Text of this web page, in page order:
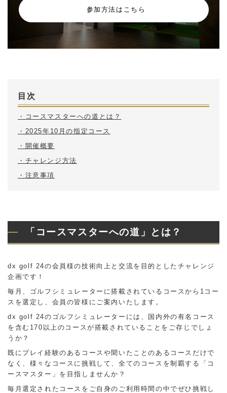
参加方法はこちら
目次
・コースマスターへの道とは？
・2025年10月の指定コース
・開催概要
・チャレンジ方法
・注意事項
「コースマスターへの道」とは？
dx golf 24の会員様の技術向上と交流を目的としたチャレンジ
企画です！
毎月、ゴルフシミュレーターに搭載されているコースから1コー
スを選定し、会員の皆様にご案内いたします。
dx golf 24のゴルフシミュレーターには、国内外の有名コース
を含む170以上のコースが搭載されていることをご存じでしょ
うか？
既にプレイ経験のあるコースや聞いたことのあるコースだけで
なく、様々なコースに挑戦して、全てのコースを制覇する「コ
ースマスター」を目指しませんか？
毎月選定されたコースをご自身のご利用時間の中でぜひ挑戦し